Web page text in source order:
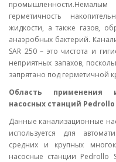
герметичность
жидкости, а также газов,
анаэробных бактерий.
SAR 250 – это чистота и
неприятных запахов,
запрятано под герметичной
Область применения
насосных станций Pedrollo
Данные канализационные
используется для
средних и крупных
насосные станции Pedrollo